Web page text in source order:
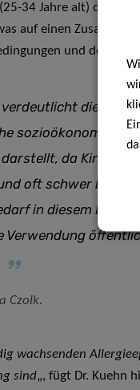
34 Jahre alt) die
auf einen
und dem
die
da Kinder,
oft schwer
in diesem
Verwendung
Czolk.
wachsenden
sind„, fügt Dr. Kuehn